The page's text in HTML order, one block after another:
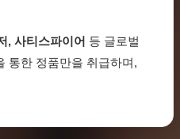
, 사티스파이어 등 글로벌
통한 정품만을 취급하며,